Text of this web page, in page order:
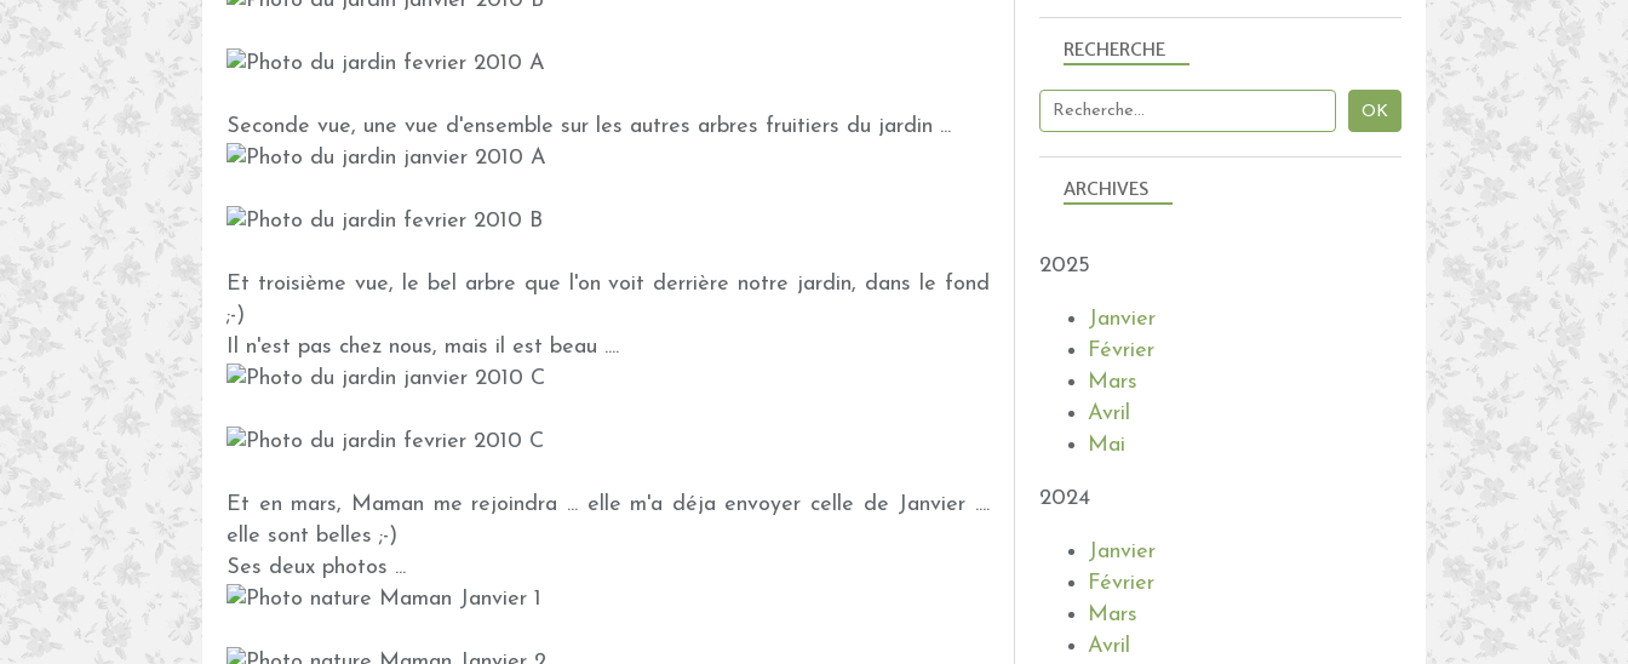
Seconde vue, une vue d'ensemble sur les autres arbres fruitiers du jardin ...
Et troisième vue, le bel arbre que l'on voit derrière notre jardin, dans le fond
;-)
Il n'est pas chez nous, mais il est beau ....
Et en mars, Maman me rejoindra ... elle m'a déja envoyer celle de Janvier ....
elle sont belles ;-)
Ses deux photos ...
RECHERCHE
ARCHIVES
2025
Janvier
Février
Mars
Avril
Mai
2024
Janvier
Février
Mars
Avril